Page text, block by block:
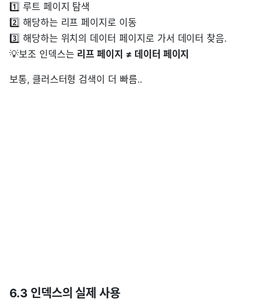
1️⃣ 루트 페이지 탐색
2️⃣ 해당하는 리프 페이지로 이동
3️⃣ 해당하는 위치의 데이터 페이지로 가서 데이터 찾음.
💡보조 인덱스는 리프 페이지 ≠ 데이터 페이지
보통, 클러스터형 검색이 더 빠름..
6.3 인덱스의 실제 사용